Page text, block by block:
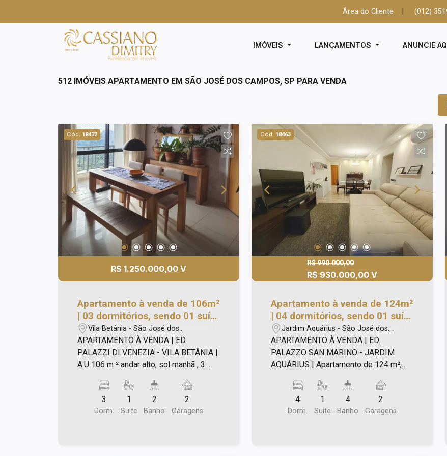
Área do Cliente (012)
IMÓVEIS LANÇAMENTOS ANUNCIE
512 IMÓVEIS APARTAMENTO EM SÃO JOSÉ DOS CAMPOS, SP PARA VENDA
Cód. 18472
R$ 1.250.000,00 V
Apartamento à venda de 106m²
| 03 dormitórios, sendo 01 suíte
e 02 vagas de garagem |
Edifício Palazzi Di Venezia -
Vila Betânia | São José dos
Campos |
Vila Betânia - São José dos
Campos/SP
APARTAMENTO À VENDA | ED.
PALAZZI DI VENEZIA - VILA BETÂNIA |
A.U 106 m ² andar alto, sol manhã , 3
condiconado, suíte e banheiro social
box e gabinete, sala ampla para 2
ambientes, piso porcelanato ,sacada
3
Dorm.
1
Suite
2
Banho
2
Garagens
Cód. 18463
R$ 990.000,00
R$ 930.000,00 V
Apartamento à venda de 124m²
| 04 dormitórios, sendo 01 suíte
e 02 vagas de garagem |
Edifício Palazzo San Marino -
Jardim Aquárius | São José dos
Campos |
Jardim Aquárius - São José dos
Campos/SP
APARTAMENTO À VENDA | ED.
PALAZZO SAN MARINO - JARDIM
AQUÁRIUS | Apartamento de 124 m²,
condicionado quente/frio em um dos
dormitórios) - Sala ampla com ar
condicionado quente/frio - Sacada com
4
Dorm.
1
Suite
4
Banho
2
Garagens